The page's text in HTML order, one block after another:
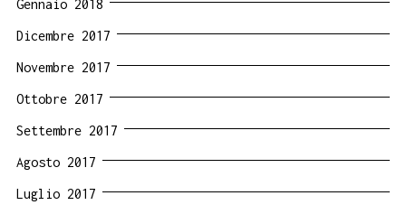
Gennaio 2018
Dicembre 2017
Novembre 2017
Ottobre 2017
Settembre 2017
Agosto 2017
Luglio 2017